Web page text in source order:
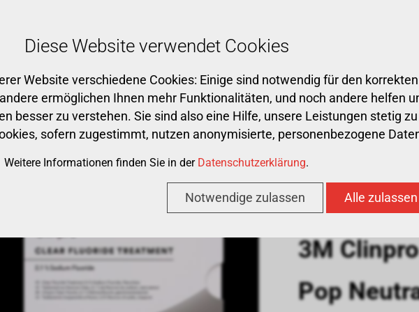
Premium Partner Praxis CAD/CAM Geräte
›PROPHYLAXE SCHUTZ ›3M CLINPRO CLEAR FLUORID L-POP
3M
Pop
Diese Website verwendet Cookies
Website verschiedene Cookies: Einige sind notwendig für den korrekten
ermöglichen Ihnen mehr Funktionalitäten, und noch andere helfen
besser zu verstehen. Sie sind also eine Hilfe, unsere Leistungen stetig zu
sofern zugestimmt, nutzen anonymisierte, personenbezogene
Weitere Informationen finden Sie in der Datenschutzerklärung.
Notwendige zulassen Alle zulassen